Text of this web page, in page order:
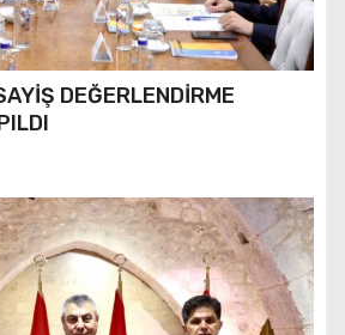
DEĞERLENDİRME